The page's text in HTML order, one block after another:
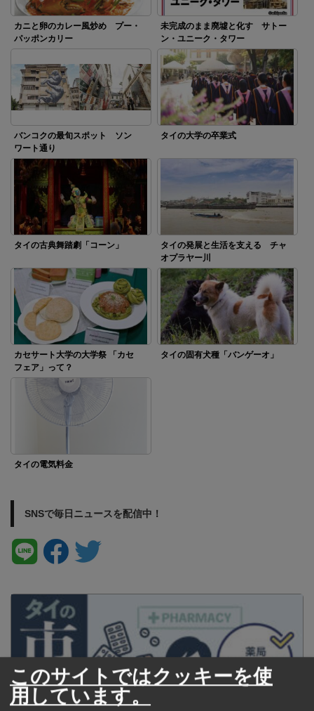
カニと卵のカレー風炒め プー・
パッポンカリー
未完成のまま廃墟と化す サトー
ン・ユニーク・タワー
バンコクの最旬スポット ソン
ワート通り
タイの大学の卒業式
タイの古典舞踏劇「コーン」
タイの発展と生活を支える チャ
オプラヤー川
カセサート大学の大学祭 「カセ
フェア」って？
タイの固有犬種「バンゲーオ」
タイの電気料金
SNSで毎日ニュースを配信中！
このサイトではクッキーを使
用しています。